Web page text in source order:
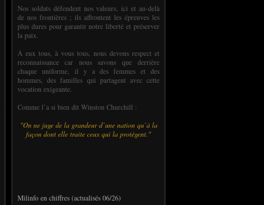
Nos soldats défendent nos valeurs, ici et au-delà
de nos frontières ; ils affrontent les épreuves les
plus dures pour garantir notre liberté et préserver
la paix.
À eux tous, à vous tous, nous devons respect et
reconnaissance car nous savons que derrière
chaque uniforme, il y a des femmes et des
hommes, des familles qui partagent avec cette
vocation exigeante.
Comme l’a si bien dit Winston Churchill :
"On ne juge de la grandeur d’une nation qu’à la
façon dont elle traite ceux qui la protègent."
Milinfo en chiffres (actualisés 06/26)